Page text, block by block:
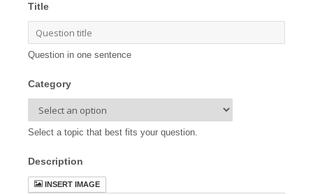
Title
Question in one sentence
Category
Select a topic that best fits your question.
Description
INSERT IMAGE